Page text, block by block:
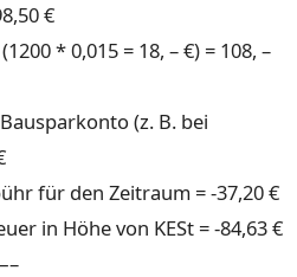
€
* 0,015 = 18, – €) = 108, –
(z. B. bei
für den Zeitraum = -37,20 €
in Höhe von KESt = -84,63 €